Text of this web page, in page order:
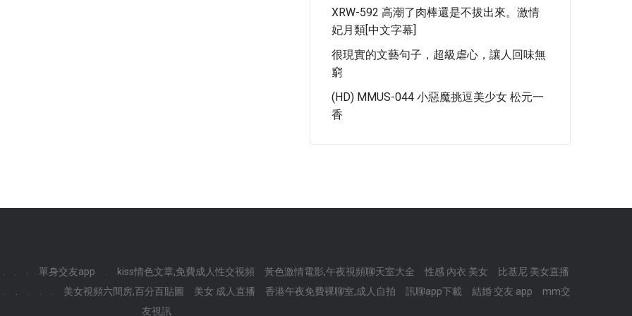
XRW-592 高潮了肉棒還是不拔出來。激情
妃月類[中文字幕]
很現實的文藝句子，超級虐心，讓人回味無
窮
(HD) MMUS-044 小惡魔挑逗美少女 松元一
香
單身交友app kiss情色文章,免費成人性交視頻 黃色激情電影,午夜視頻聊天室大全 性感 內衣 美女
比基尼 美女直播
美女視頻六間房,百分百貼圖 美女 成人直播 香港午夜免費裸聊室,成人自拍 訊聊app下載 結婚 交友 app
mm交
友視訊